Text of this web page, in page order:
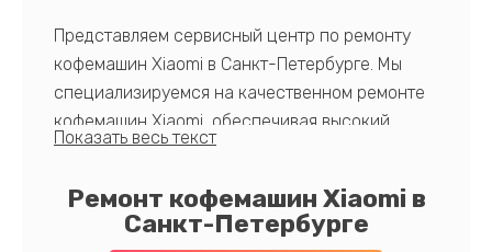
Ремонт кофемашин Xiaomi в
Санкт-Петербурге
Представляем сервисный центр по ремонту
кофемашин Xiaomi в Санкт-Петербурге. Мы
специализируемся на качественном ремонте
кофемашин Xiaomi, обеспечивая высокий
уровень надежности и профессионализма.
быструю диагностику, использование
оригинальных запчастей, опытных мастеров и